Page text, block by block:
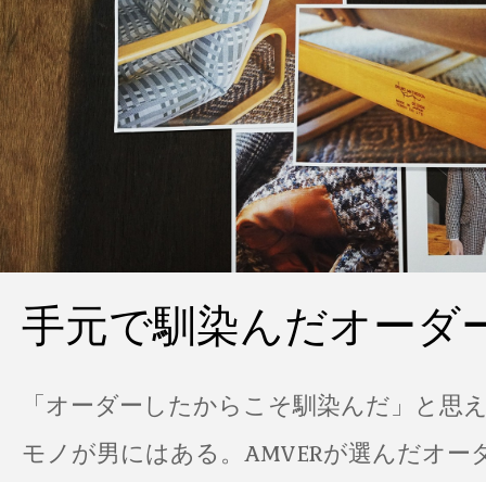
手元で馴染んだオーダ
「オーダーしたからこそ馴染んだ」と思
モノが男にはある。AMVERが選んだオー